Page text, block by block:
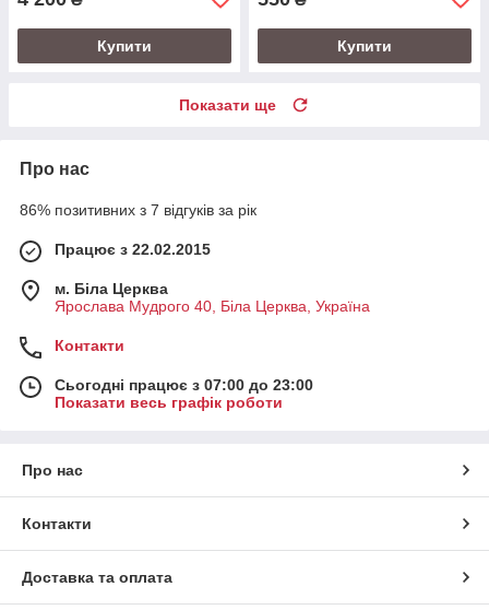
Купити Купити
Показати ще
Про нас
86% позитивних з 7 відгуків за рік
Працює з 22.02.2015
м. Біла Церква
Ярослава Мудрого 40, Біла Церква, Україна
Контакти
Сьогодні працює з 07:00 до 23:00
Показати весь графік роботи
Про нас
Контакти
Доставка та оплата